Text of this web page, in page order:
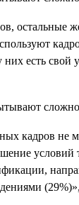
них есть
кадров